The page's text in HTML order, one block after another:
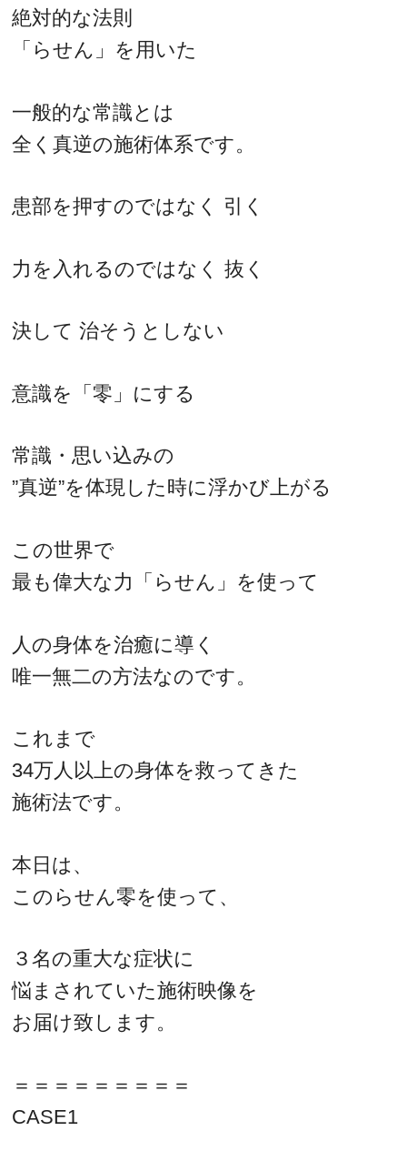
絶対的な法則
「らせん」を用いた
一般的な常識とは
全く真逆の施術体系です。
患部を押すのではなく 引く
力を入れるのではなく 抜く
決して 治そうとしない
意識を「零」にする
常識・思い込みの
”真逆”を体現した時に浮かび上がる
この世界で
最も偉大な力「らせん」を使って
人の身体を治癒に導く
唯一無二の方法なのです。
これまで
34万人以上の身体を救ってきた
施術法です。
本日は、
このらせん零を使って、
３名の重大な症状に
悩まされていた施術映像を
お届け致します。
＝＝＝＝＝＝＝＝＝
CASE1